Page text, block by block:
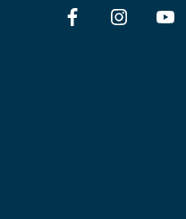
Facebook Instagram